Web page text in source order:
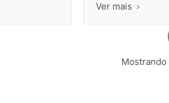
Ver mais
Mostrando